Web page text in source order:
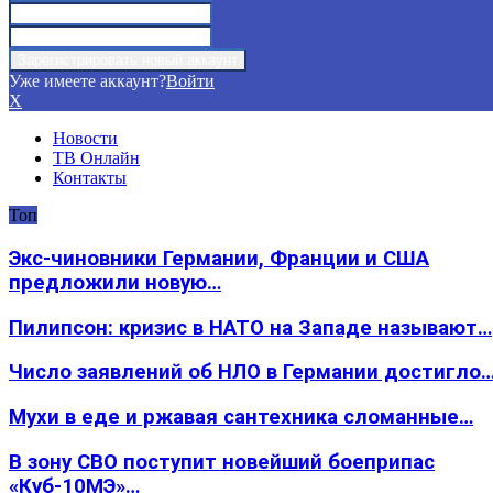
Уже имеете аккаунт?Войти
X
Новости
ТВ Онлайн
Контакты
Топ
Экс-чиновники Германии, Франции и США
предложили новую…
Пилипсон: кризис в НАТО на Западе называют…
Число заявлений об НЛО в Германии
Мухи в еде и ржавая сантехника сломанные…
В зону СВО поступит новейший боеприпас
«Куб-10МЭ»…